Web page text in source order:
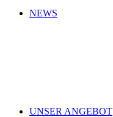
NEWS
UNSER ANGEBOT